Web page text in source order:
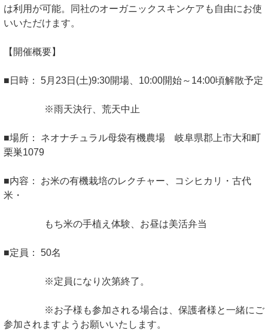
は利用が可能。同社のオーガニックスキンケアも自由にお使
いいただけます。
【開催概要】
■日時： 5月23日(土)9:30開場、10:00開始～14:00頃解散予定
※雨天決行、荒天中止
■場所： ネオナチュラル母袋有機農場 岐阜県郡上市大和町
栗巣1079
■内容： お米の有機栽培のレクチャー、コシヒカリ・古代
米・
もち米の手植え体験、お昼は美活弁当
■定員： 50名
※定員になり次第終了。
※お子様も参加される場合は、保護者様と一緒にご
参加されますようお願いいたします。